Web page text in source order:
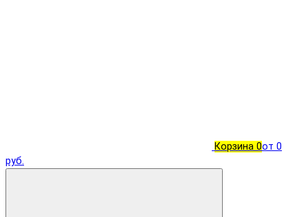
Корзина 0от 0
руб.